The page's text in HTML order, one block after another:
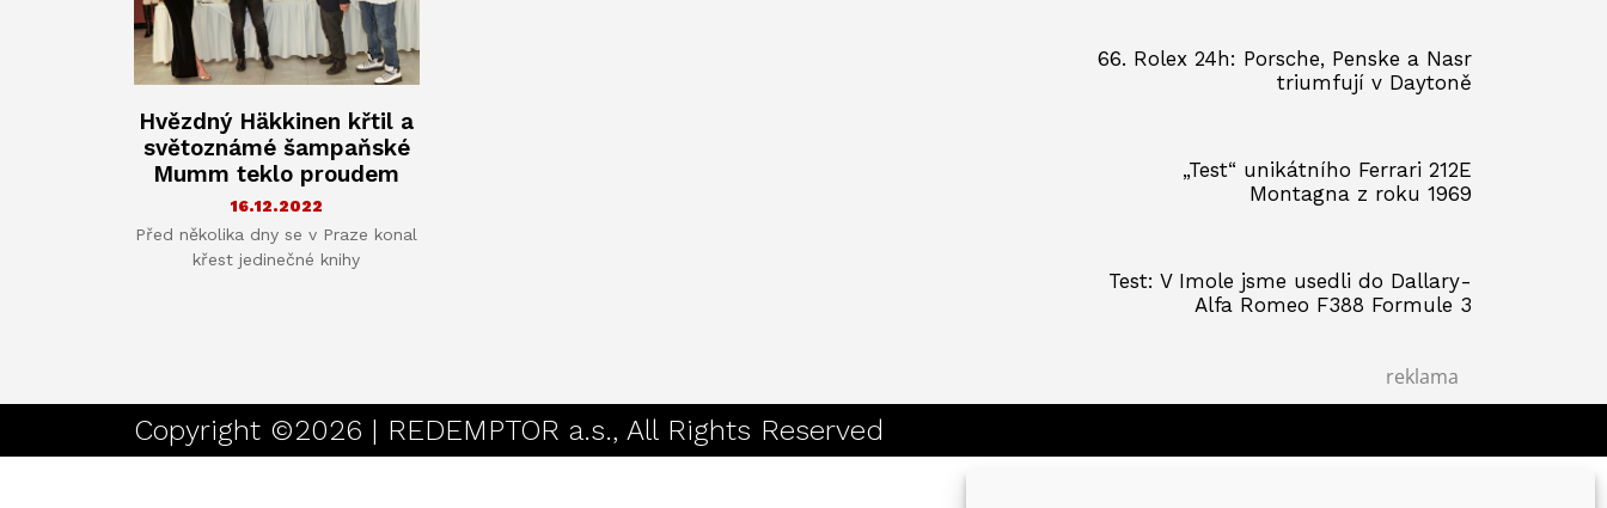
Hvězdný Häkkinen křtil a
světoznámé šampaňské
Mumm teklo proudem
16.12.2022
Před několika dny se v Praze konal
křest jedinečné knihy
66. Rolex 24h: Porsche, Penske a Nasr
triumfují v Daytoně
„Test“ unikátního Ferrari 212E
Montagna z roku 1969
Test: V Imole jsme usedli do Dallary-
Alfa Romeo F388 Formule 3
reklama
Copyright ©2026 | REDEMPTOR a.s., All Rights Reserved